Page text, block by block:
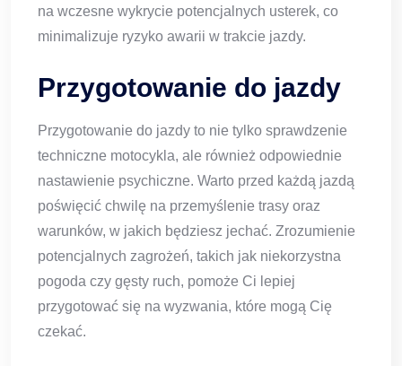
na wczesne wykrycie potencjalnych usterek, co
minimalizuje ryzyko awarii w trakcie jazdy.
Przygotowanie do jazdy
Przygotowanie do jazdy to nie tylko sprawdzenie
techniczne motocykla, ale również odpowiednie
nastawienie psychiczne. Warto przed każdą jazdą
poświęcić chwilę na przemyślenie trasy oraz
warunków, w jakich będziesz jechać. Zrozumienie
potencjalnych zagrożeń, takich jak niekorzystna
pogoda czy gęsty ruch, pomoże Ci lepiej
przygotować się na wyzwania, które mogą Cię
czekać.